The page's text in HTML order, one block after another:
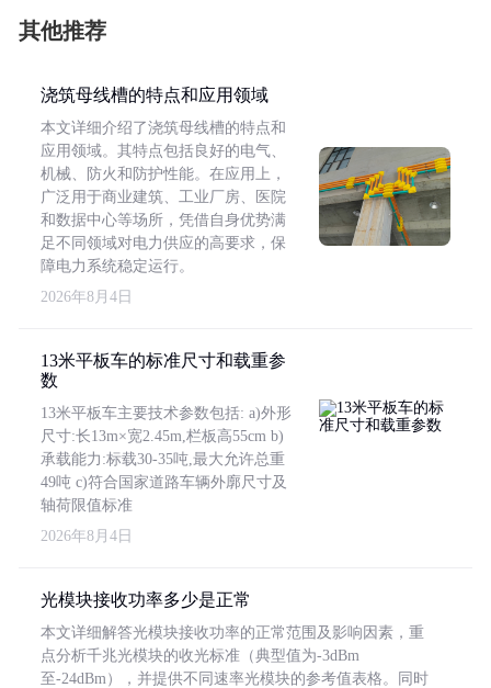
其他推荐
浇筑母线槽的特点和应用领域
本文详细介绍了浇筑母线槽的特点和
应用领域。其特点包括良好的电气、
机械、防火和防护性能。在应用上，
广泛用于商业建筑、工业厂房、医院
和数据中心等场所，凭借自身优势满
足不同领域对电力供应的高要求，保
障电力系统稳定运行。
2026年8月4日
13米平板车的标准尺寸和载重参
数
13米平板车主要技术参数包括: a)外形
尺寸:长13m×宽2.45m,栏板高55cm b)
承载能力:标载30-35吨,最大允许总重
49吨 c)符合国家道路车辆外廓尺寸及
轴荷限值标准
2026年8月4日
光模块接收功率多少是正常
本文详细解答光模块接收功率的正常范围及影响因素，重
点分析千兆光模块的收光标准（典型值为-3dBm
至-24dBm），并提供不同速率光模块的参考值表格。同时